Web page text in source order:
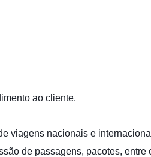
ao cliente.
viagens nacionais e
de passagens, pacotes, entre